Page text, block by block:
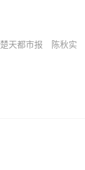
楚天都市报 陈秋实